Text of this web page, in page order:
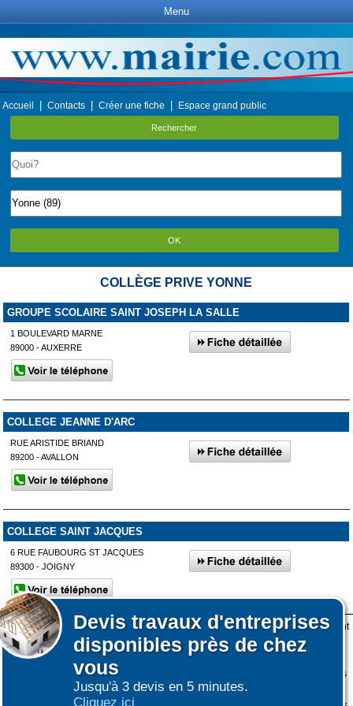
Menu
Accueil Contacts Créer une fiche Espace grand public
Rechercher
OK
COLLÈGE PRIVE YONNE
Devis travaux d'entreprises
disponibles près de chez
vous
Jusqu'à 3 devis en 5 minutes.
Cliquez ici
GROUPE SCOLAIRE SAINT JOSEPH LA SALLE
1 BOULEVARD MARNE
89000 - AUXERRE
COLLEGE JEANNE D'ARC
RUE ARISTIDE BRIAND
89200 - AVALLON
COLLEGE SAINT JACQUES
6 RUE FAUBOURG ST JACQUES
89300 - JOIGNY
Lors de votre visite sur notre site des fichiers informatiques nommés cookies sont
déposés sur votre terminal. Ces cookies sont utilisés pour la navigation, le
fonctionnement du site et les mesures d'audience pour l'éditeur.
Nous ne collectons pas vos données personnelles au travers des cookies à des
fins publicitaires ni pour nous ni pour des tiers.